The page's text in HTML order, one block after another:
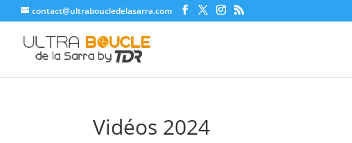
contact@ultraboucledelasarra.com
Vidéos 2024